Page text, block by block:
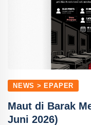
NEWS > EPAPER
Maut di Barak
Juni 2026)